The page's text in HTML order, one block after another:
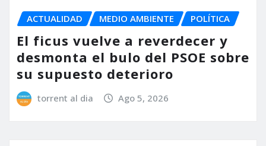
ACTUALIDAD MEDIO AMBIENTE POLÍTICA
El ficus vuelve a reverdecer y
desmonta el bulo del PSOE sobre
su supuesto deterioro
torrent al dia Ago 5, 2026